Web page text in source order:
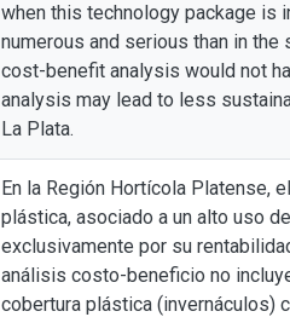
when this technology package is
numerous and serious than in
cost-benefit analysis would not
analysis may lead to less
La Plata.
En la Región Hortícola Platense,
plástica, asociado a un alto uso
exclusivamente por su
análisis costo-beneficio no
cobertura plástica (invernáculos)